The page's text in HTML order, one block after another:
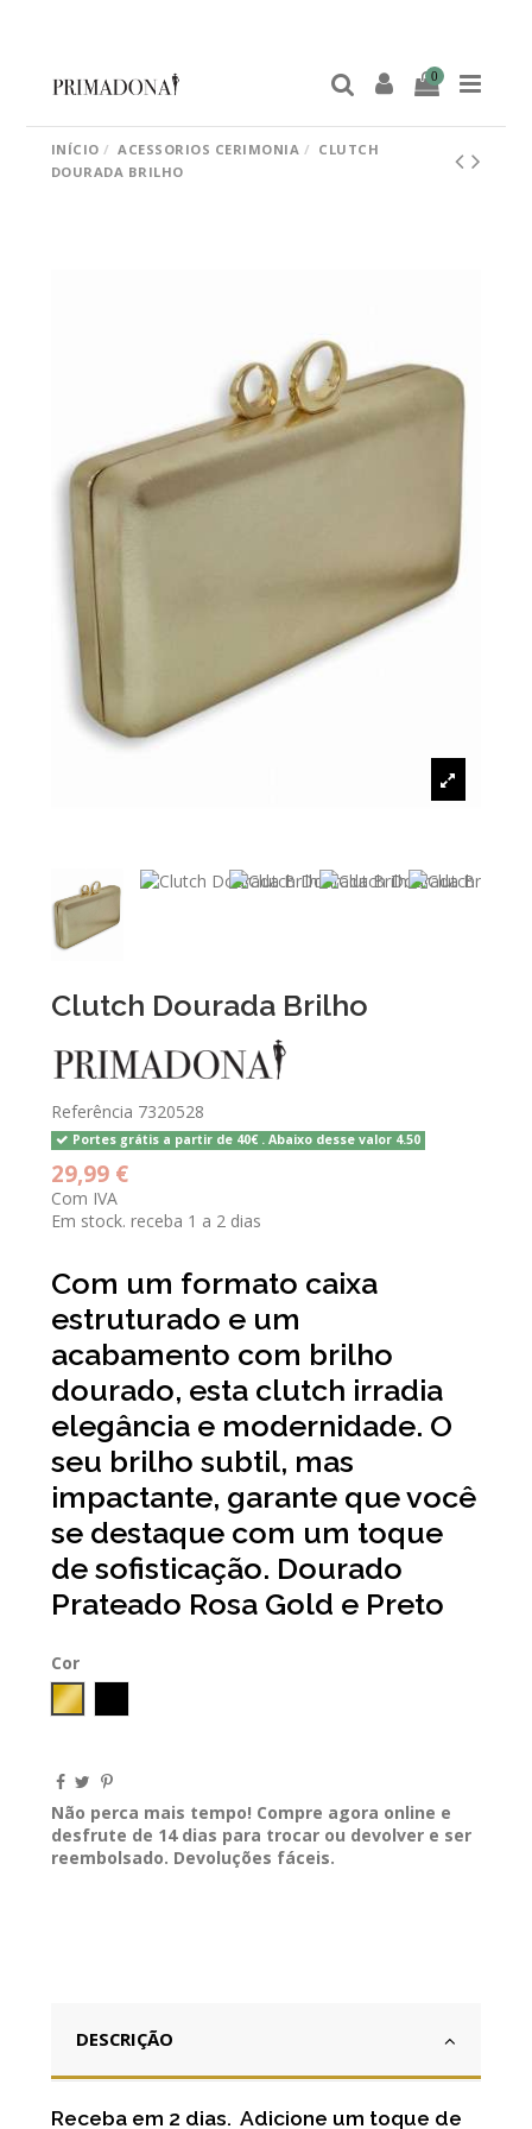
0
INÍCIO ACESSORIOS CERIMONIA
CLUTCH
DOURADA BRILHO
Clutch Dourada Brilho
Referência 7320528
Portes grátis a partir de 40€ . Abaixo desse valor 4.50
29,99 €
Com IVA
Em stock. receba 1 a 2 dias
Com um formato caixa
estruturado e um
acabamento com brilho
dourado, esta clutch irradia
elegância e modernidade. O
seu brilho subtil, mas
impactante, garante que você
se destaque com um toque
de sofisticação. Dourado
Prateado Rosa Gold e Preto
Cor
GOLD
Não perca mais tempo! Compre agora online e
desfrute de 14 dias para trocar ou devolver e ser
reembolsado. Devoluções fáceis.
DESCRIÇÃO
Receba em 2 dias. Adicione um toque de